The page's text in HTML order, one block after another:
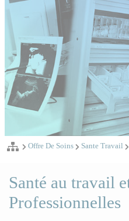
Offre De Soins Sante Travail
Santé au travail
Professionnelles